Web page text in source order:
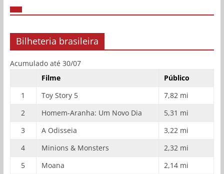
Bilheteria brasileira
Acumulado até 30/07
Filme
Público
1
Toy Story 5
7,82 mi
2
Homem-Aranha: Um Novo Dia
5,31 mi
3
A Odisseia
3,22 mi
4
Minions & Monsters
2,32 mi
5
Moana
2,14 mi